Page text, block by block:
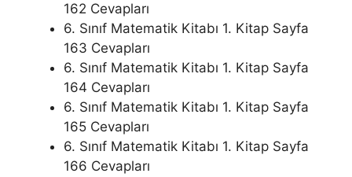
162 Cevapları
6. Sınıf Matematik Kitabı 1. Kitap Sayfa
163 Cevapları
6. Sınıf Matematik Kitabı 1. Kitap Sayfa
164 Cevapları
6. Sınıf Matematik Kitabı 1. Kitap Sayfa
165 Cevapları
6. Sınıf Matematik Kitabı 1. Kitap Sayfa
166 Cevapları